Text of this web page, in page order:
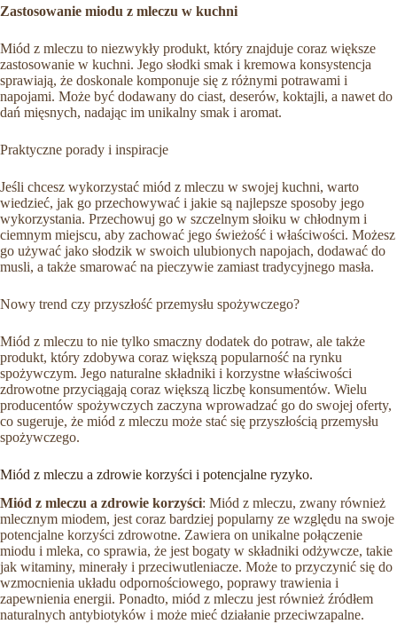
Zastosowanie miodu z mleczu w kuchni
Miód z mleczu to niezwykły produkt, który znajduje coraz większe
zastosowanie w kuchni. Jego słodki smak i kremowa konsystencja
sprawiają, że doskonale komponuje się z różnymi potrawami i
napojami. Może być dodawany do ciast, deserów, koktajli, a nawet do
dań mięsnych, nadając im unikalny smak i aromat.
Praktyczne porady i inspiracje
Jeśli chcesz wykorzystać miód z mleczu w swojej kuchni, warto
wiedzieć, jak go przechowywać i jakie są najlepsze sposoby jego
wykorzystania. Przechowuj go w szczelnym słoiku w chłodnym i
ciemnym miejscu, aby zachować jego świeżość i właściwości. Możesz
go używać jako słodzik w swoich ulubionych napojach, dodawać do
musli, a także smarować na pieczywie zamiast tradycyjnego masła.
Nowy trend czy przyszłość przemysłu spożywczego?
Miód z mleczu to nie tylko smaczny dodatek do potraw, ale także
produkt, który zdobywa coraz większą popularność na rynku
spożywczym. Jego naturalne składniki i korzystne właściwości
zdrowotne przyciągają coraz większą liczbę konsumentów. Wielu
producentów spożywczych zaczyna wprowadzać go do swojej oferty,
co sugeruje, że miód z mleczu może stać się przyszłością przemysłu
spożywczego.
Miód z mleczu a zdrowie korzyści i potencjalne ryzyko.
Miód z mleczu a zdrowie korzyści: Miód z mleczu, zwany również
mlecznym miodem, jest coraz bardziej popularny ze względu na swoje
potencjalne korzyści zdrowotne. Zawiera on unikalne połączenie
miodu i mleka, co sprawia, że jest bogaty w składniki odżywcze, takie
jak witaminy, minerały i przeciwutleniacze. Może to przyczynić się do
wzmocnienia układu odpornościowego, poprawy trawienia i
zapewnienia energii. Ponadto, miód z mleczu jest również źródłem
naturalnych antybiotyków i może mieć działanie przeciwzapalne.